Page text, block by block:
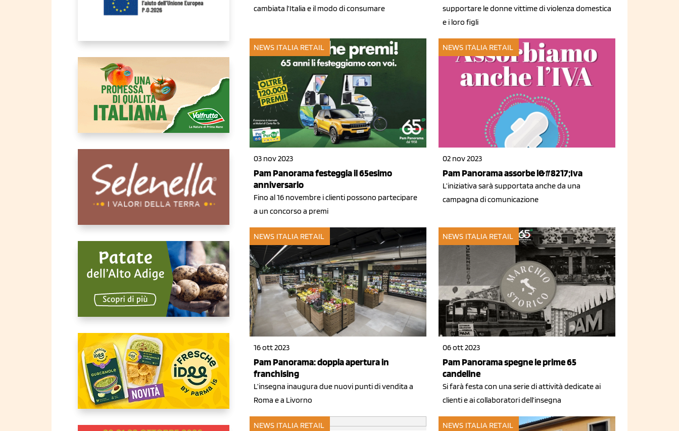
cambiata l’Italia e il modo di consumare
supportare le donne vittime di violenza domestica
e i loro figli
NEWS ITALIA RETAIL
03 nov 2023
Pam Panorama festeggia il 65esimo
anniversario
Fino al 16 novembre i clienti possono partecipare
a un concorso a premi
NEWS ITALIA RETAIL
02 nov 2023
Pam Panorama assorbe l&#8217;Iva
L’iniziativa sarà supportata anche da una
campagna di comunicazione
NEWS ITALIA RETAIL
16 ott 2023
Pam Panorama: doppia apertura in
franchising
L’insegna inaugura due nuovi punti di vendita a
Roma e a Livorno
NEWS ITALIA RETAIL
06 ott 2023
Pam Panorama spegne le prime 65
candeline
Si farà festa con una serie di attività dedicate ai
clienti e ai collaboratori dell’insegna
NEWS ITALIA RETAIL
NEWS ITALIA RETAIL